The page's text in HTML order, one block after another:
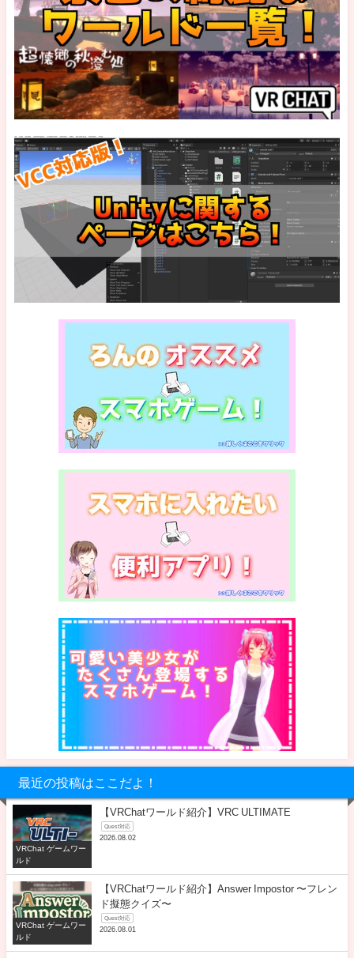
最近の投稿はここだよ！
VRChat ゲームワー
ルド
【VRChatワールド紹介】VRC ULTIMATE
Quest対応
2026.08.02
VRChat ゲームワー
ルド
【VRChatワールド紹介】Answer Impostor 〜フレン
ド擬態クイズ〜
Quest対応
2026.08.01